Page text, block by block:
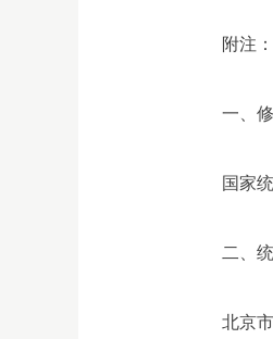
附注：
一、
国家
二、
北京